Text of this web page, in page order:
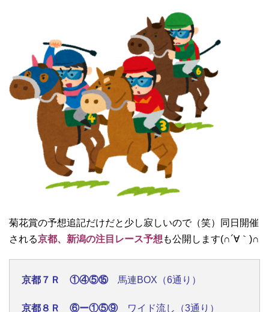
菊花賞の予想追記だけだと少し寂しいので（笑）同日開催
される京都、新潟の注目レース予想 も公開します(∩´∀｀)∩
京都７Ｒ ①④⑤⑮馬連BOX（6通り）
京都８Ｒ ⑥ー①⑤⑨ワイド流し（3通り）